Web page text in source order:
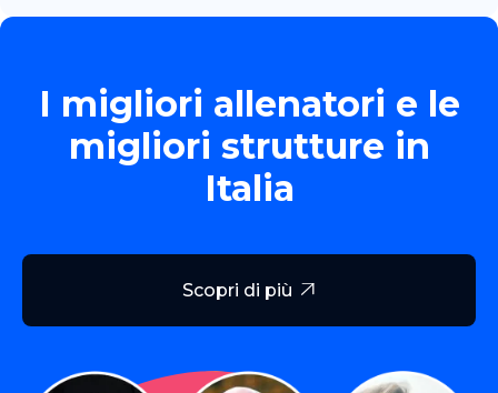
I migliori allenatori e le
migliori strutture in
Italia
Scopri di più 